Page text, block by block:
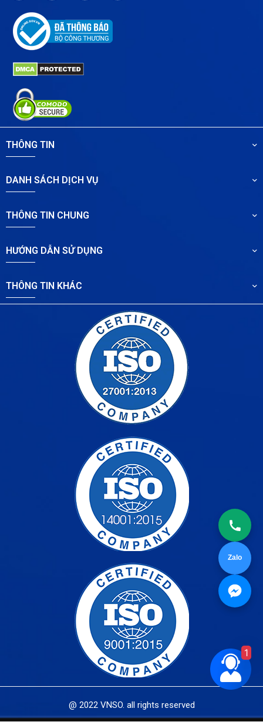
Zalo
THÔNG TIN
DANH SÁCH DỊCH VỤ
THÔNG TIN CHUNG
HƯỚNG DẪN SỬ DỤNG
THÔNG TIN KHÁC
@ 2022 VNSO. all rights reserved
1